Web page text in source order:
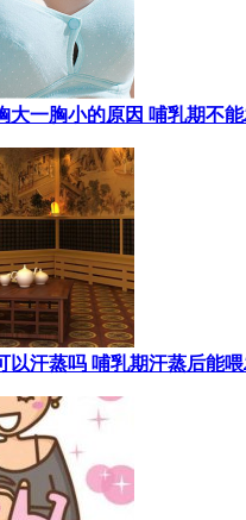
大一胸小的原因​ 哺乳期不能
以汗蒸吗 ​哺乳期汗蒸后能喂